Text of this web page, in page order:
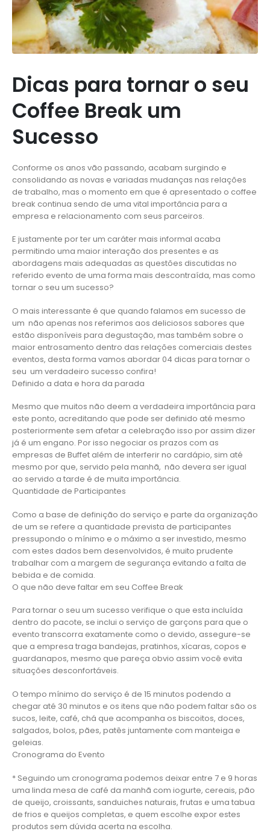
Dicas para tornar o seu
Coffee Break um
Sucesso
Conforme os anos vão passando, acabam surgindo e
consolidando as novas e variadas mudanças nas relações
de trabalho, mas o momento em que é apresentado o coffee
break continua sendo de uma vital importância para a
empresa e relacionamento com seus parceiros.
E justamente por ter um caráter mais informal acaba
permitindo uma maior interação dos presentes e as
abordagens mais adequadas as questões discutidas no
referido evento de uma forma mais descontraída, mas como
tornar o seu um sucesso?
O mais interessante é que quando falamos em sucesso de
um não apenas nos referimos aos deliciosos sabores que
estão disponíveis para degustação, mas também sobre o
maior entrosamento dentro das relações comerciais destes
eventos, desta forma vamos abordar 04 dicas para tornar o
seu um verdadeiro sucesso confira!
Definido a data e hora da parada
Mesmo que muitos não deem a verdadeira importância para
este ponto, acreditando que pode ser definido até mesmo
posteriormente sem afetar a celebração isso por assim dizer
já é um engano. Por isso negociar os prazos com as
empresas de Buffet além de interferir no cardápio, sim até
mesmo por que, servido pela manhã, não devera ser igual
ao servido a tarde é de muita importância.
Quantidade de Participantes
Como a base de definição do serviço e parte da organização
de um se refere a quantidade prevista de participantes
pressupondo o mínimo e o máximo a ser investido, mesmo
com estes dados bem desenvolvidos, é muito prudente
trabalhar com a margem de segurança evitando a falta de
bebida e de comida.
O que não deve faltar em seu Coffee Break
Para tornar o seu um sucesso verifique o que esta incluída
dentro do pacote, se inclui o serviço de garçons para que o
evento transcorra exatamente como o devido, assegure-se
que a empresa traga bandejas, pratinhos, xícaras, copos e
guardanapos, mesmo que pareça obvio assim você evita
situações desconfortáveis.
O tempo mínimo do serviço é de 15 minutos podendo a
chegar até 30 minutos e os itens que não podem faltar são os
sucos, leite, café, chá que acompanha os biscoitos, doces,
salgados, bolos, pães, patês juntamente com manteiga e
geleias.
Cronograma do Evento
* Seguindo um cronograma podemos deixar entre 7 e 9 horas
uma linda mesa de café da manhã com iogurte, cereais, pão
de queijo, croissants, sanduiches naturais, frutas e uma tabua
de frios e queijos completas, e quem escolhe expor estes
produtos sem dúvida acerta na escolha.